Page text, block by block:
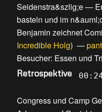
Seidenstra&szlig;e—
basteln und im
Benjamin zeichnet
Incredible Holg) —
Besucher: Essen und
Retrospektive
Congress und Camp